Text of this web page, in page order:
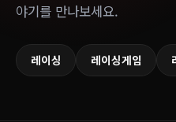
야기를 만나보세요.
레이싱 레이싱게임